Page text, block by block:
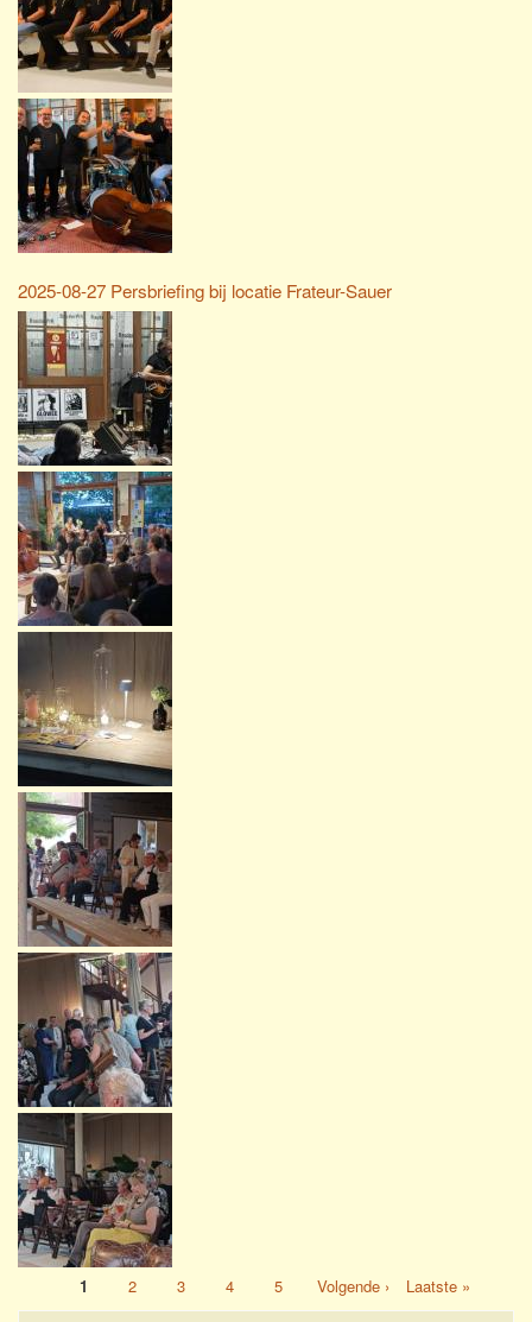
2025-08-27 Persbriefing bij locatie Frateur-Sauer
Pagina
1 Pagina
2 Pagina
3 Pagina
4 Pagina
5
Volgende
pagina
Volgende ›
Laatste
pagina
Laatste »